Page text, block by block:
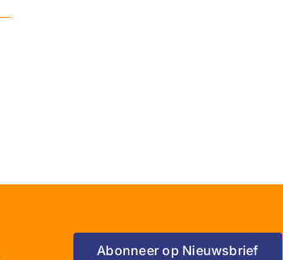
Abonneer op Nieuwsbrief